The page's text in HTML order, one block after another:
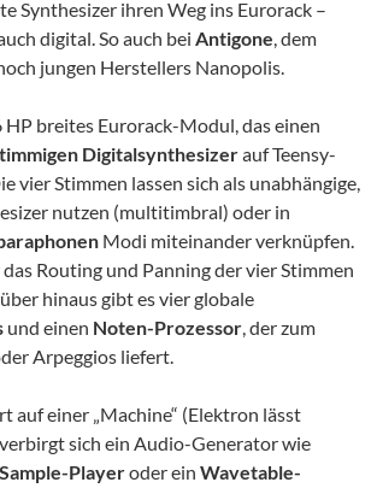
Synthesizer ihren Weg ins Eurorack –
digital. So auch bei Antigone, dem
jungen Herstellers Nanopolis.
breites Eurorack-Modul, das einen
Digitalsynthesizerauf Teensy-
vier Stimmen lassen sich als unabhängige,
nutzen (multitimbral) oder in
Modi miteinander verknüpfen.
Routing und Panning der vier Stimmen
hinaus gibt es vier globale
und einen Noten-Prozessor, der zum
Arpeggios liefert.
auf einer „Machine“ (Elektron lässt
sich ein Audio-Generator wie
Sample-Playeroder ein Wavetable-